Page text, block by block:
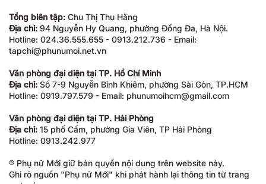
Tổng biên tập: Chu Thị Thu Hằng
Địa chỉ: 94 Nguyễn Hy Quang, phường Đống Đa, Hà Nội.
Hotline: 024.36.555.655 - 0913.212.736 - Email:
tapchi@phunumoi.net.vn
Văn phòng đại diện tại TP. Hồ Chí Minh
Địa chỉ: Số 7-9 Nguyễn Bỉnh Khiêm, phường Sài Gòn, TP.HCM
Hotline: 0919.797.579 - Email: phunumoihcm@gmail.com
Văn phòng đại diện tại TP. Hải Phòng
Địa chỉ: 15 phố Cấm, phường Gia Viên, TP Hải Phòng
Hotline: 0913.242.977
® Phụ nữ Mới giữ bản quyền nội dung trên website này.
Ghi rõ nguồn "Phụ nữ Mới" khi phát hành lại thông tin từ trang